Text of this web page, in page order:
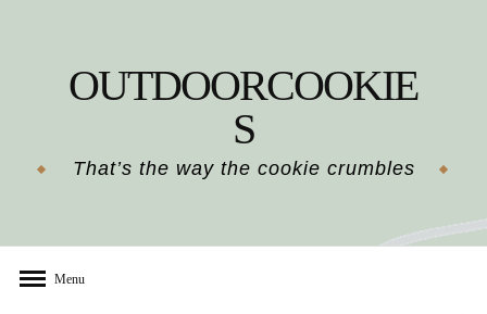
OUTDOORCOOKIE
S
That’s the way the cookie crumbles
Menu